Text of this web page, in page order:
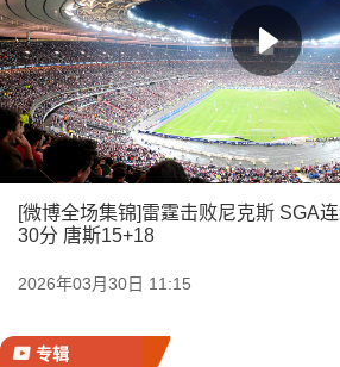
[微博全场集锦]雷霆击败尼克斯 SGA
30分 唐斯15+18
2026年03月30日 11:15
专辑